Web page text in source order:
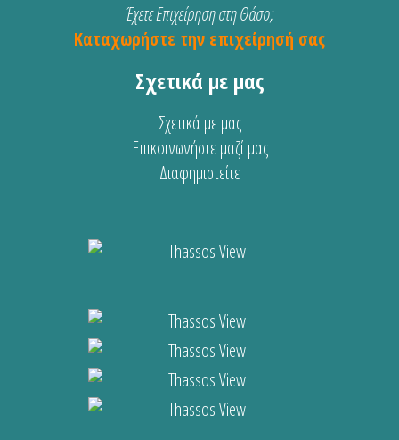
Έχετε Επιχείρηση στη Θάσο;
Καταχωρήστε την επιχείρησή σας
Σχετικά με μας
Σχετικά με μας
Επικοινωνήστε μαζί μας
Διαφημιστείτε